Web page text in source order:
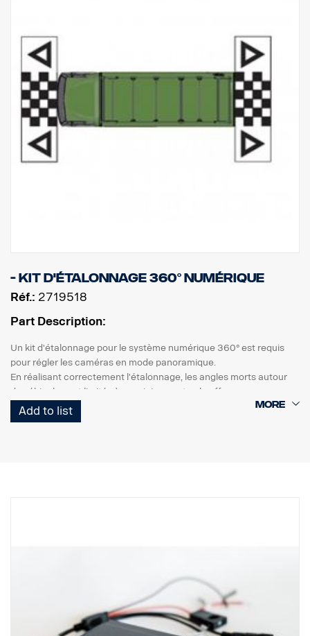
- Kit d'étalonnage 360° numérique
Réf.: 2719518
Part Description:
Un kit d'étalonnage pour le système numérique 360° est requis
pour régler les caméras en mode panoramique.
En réalisant correctement l'étalonnage, les angles morts autour
du véhicule sont limités à un minimum et cela offre une vue
correcte à 360° autour du véhicule.
Add to list